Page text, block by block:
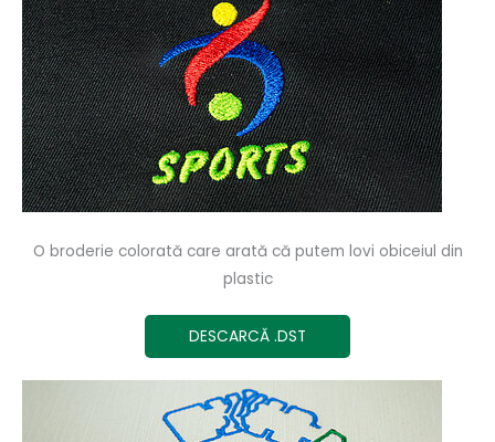
O broderie colorată care arată că putem lovi obiceiul din
plastic
DESCARCĂ .DST